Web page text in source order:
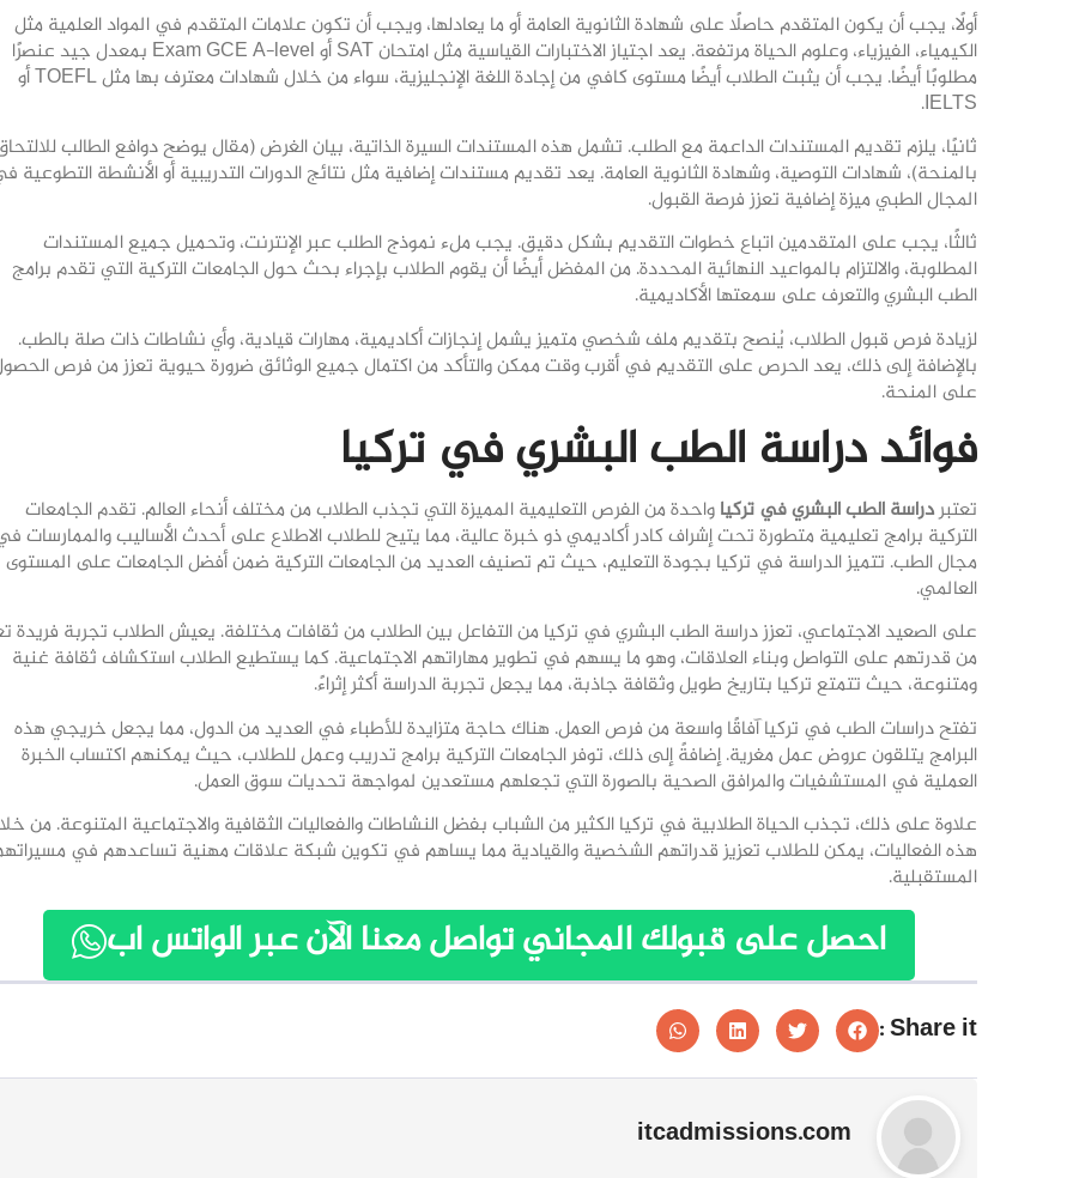
أولًا، يجب أن يكون المتقدم حاصلًا على شهادة الثانوية العامة أو ما يعادلها، ويجب أن تكون علامات المتقدم في المواد العلمية مثل
الكيمياء، الفيزياء، وعلوم الحياة مرتفعة. يعد اجتياز الاختبارات القياسية مثل امتحان SAT أو Exam GCE A-level بمعدل جيد عنصرًا
مطلوبًا أيضًا. يجب أن يثبت الطلاب أيضًا مستوى كافي من إجادة اللغة الإنجليزية، سواء من خلال شهادات معترف بها مثل TOEFL أو
IELTS.
ثانيًا، يلزم تقديم المستندات الداعمة مع الطلب. تشمل هذه المستندات السيرة الذاتية، بيان الغرض (مقال يوضح دوافع الطالب
بالمنحة)، شهادات التوصية، وشهادة الثانوية العامة. يعد تقديم مستندات إضافية مثل نتائج الدورات التدريبية أو الأنشطة التطوعية
المجال الطبي ميزة إضافية تعزز فرصة القبول.
ثالثًا، يجب على المتقدمين اتباع خطوات التقديم بشكل دقيق. يجب ملء نموذج الطلب عبر الإنترنت، وتحميل جميع المستندات
المطلوبة، والالتزام بالمواعيد النهائية المحددة. من المفضل أيضًا أن يقوم الطلاب بإجراء بحث حول الجامعات التركية التي تقدم برامج
الطب البشري والتعرف على سمعتها الأكاديمية.
لزيادة فرص قبول الطلاب، يُنصح بتقديم ملف شخصي متميز يشمل إنجازات أكاديمية، مهارات قيادية، وأي نشاطات ذات صلة بالطب.
بالإضافة إلى ذلك، يعد الحرص على التقديم في أقرب وقت ممكن والتأكد من اكتمال جميع الوثائق ضرورة حيوية تعزز من فرص
على المنحة.
فوائد دراسة الطب البشري في تركيا
تعتبردراسة الطب البشري في تركياواحدة من الفرص التعليمية المميزة التي تجذب الطلاب من مختلف أنحاء العالم. تقدم الجامعات
التركية برامج تعليمية متطورة تحت إشراف كادر أكاديمي ذو خبرة عالية، مما يتيح للطلاب الاطلاع على أحدث الأساليب والممارسات
مجال الطب. تتميز الدراسة في تركيا بجودة التعليم، حيث تم تصنيف العديد من الجامعات التركية ضمن أفضل الجامعات على المستوى
العالمي.
على الصعيد الاجتماعي، تعزز دراسة الطب البشري في تركيا من التفاعل بين الطلاب من ثقافات مختلفة. يعيش الطلاب تجربة فريدة
من قدرتهم على التواصل وبناء العلاقات، وهو ما يسهم في تطوير مهاراتهم الاجتماعية. كما يستطيع الطلاب استكشاف ثقافة غنية
ومتنوعة، حيث تتمتع تركيا بتاريخ طويل وثقافة جاذبة، مما يجعل تجربة الدراسة أكثر إثراءً.
تفتح دراسات الطب في تركيا آفاقًا واسعة من فرص العمل. هناك حاجة متزايدة للأطباء في العديد من الدول، مما يجعل خريجي هذه
البرامج يتلقون عروض عمل مغرية. إضافةً إلى ذلك، توفر الجامعات التركية برامج تدريب وعمل للطلاب، حيث يمكنهم اكتساب الخبرة
العملية في المستشفيات والمرافق الصحية بالصورة التي تجعلهم مستعدين لمواجهة تحديات سوق العمل.
علاوة على ذلك، تجذب الحياة الطلابية في تركيا الكثير من الشباب بفضل النشاطات والفعاليات الثقافية والاجتماعية المتنوعة. من
هذه الفعاليات، يمكن للطلاب تعزيز قدراتهم الشخصية والقيادية مما يساهم في تكوين شبكة علاقات مهنية تساعدهم في
المستقبلية.
احصل على قبولك المجاني تواصل معنا الآن عبر الواتس اب
Share it :
itcadmissions.com